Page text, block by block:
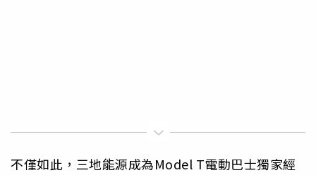
不僅如此，三地能源成為Model T電動巴士獨家經